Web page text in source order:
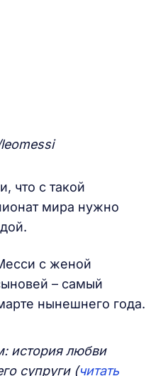
что с такой
мира нужно
с женой
– самый
нынешнего года.
история любви
супруги (читать